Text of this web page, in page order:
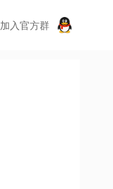
加入官方群